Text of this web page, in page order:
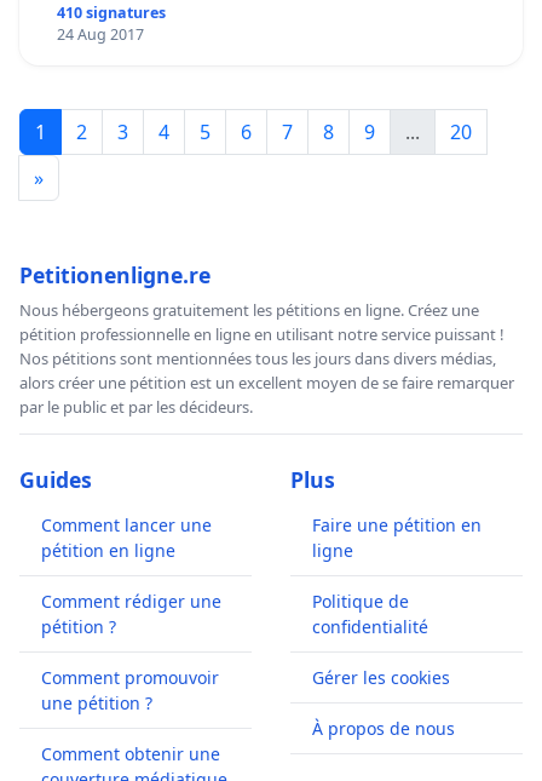
410 signatures
24 Aug 2017
1 2 3 4 5 6 7 8 9 ...
20
»
Petitionenligne.re
Nous hébergeons gratuitement les pétitions en ligne. Créez une
pétition professionnelle en ligne en utilisant notre service puissant !
Nos pétitions sont mentionnées tous les jours dans divers médias,
alors créer une pétition est un excellent moyen de se faire remarquer
par le public et par les décideurs.
Guides
Comment lancer une
pétition en ligne
Comment rédiger une
pétition ?
Comment promouvoir
une pétition ?
Comment obtenir une
Plus
Faire une pétition en
ligne
Politique de
confidentialité
Gérer les cookies
À propos de nous